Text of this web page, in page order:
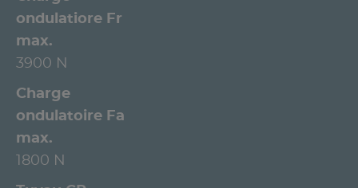
ondulatiore Fr
max.
3900 N
Charge
ondulatoire Fa
max.
1800 N